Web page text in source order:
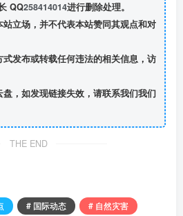
QQ258414014进行删除处理。
立场，并不代表本站赞同其观点和对
发布或转载任何违法的相关信息，访
，如发现链接失效，请联系我们我们
THE END
# 国际动态
# 自然灾害